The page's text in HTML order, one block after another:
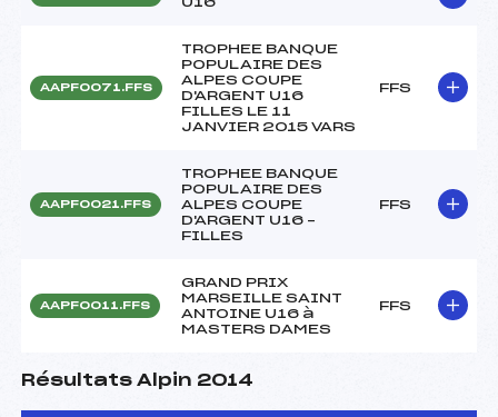
AAPF0071.FFS
TROPHEE BANQUE
POPULAIRE DES
ALPES COUPE
D'ARGENT U16
FILLES LE 11
JANVIER 2015 VARS
FFS
AAPF0021.FFS
TROPHEE BANQUE
POPULAIRE DES
ALPES COUPE
D'ARGENT U16 –
FILLES
FFS
AAPF0011.FFS
GRAND PRIX
MARSEILLE SAINT
ANTOINE U16 à
MASTERS DAMES
FFS
Résultats Alpin 2014